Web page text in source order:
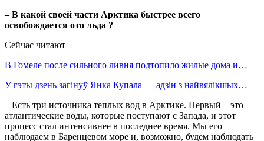
– В какой своей части Арктика быстрее всего
освобождается ото льда ?
Сейчас читают
В Гомеле после сильного ливня подтопило жилые дома и…
У гэты дзень загінуў Янка Купала — адзін з найвялікшых…
– Есть три источника теплых вод в Арктике. Первый – это
атлантические воды, которые поступают с Запада, и этот
процесс стал интенсивнее в последнее время. Мы его
наблюдаем в Баренцевом море и, возможно, будем наблюдать